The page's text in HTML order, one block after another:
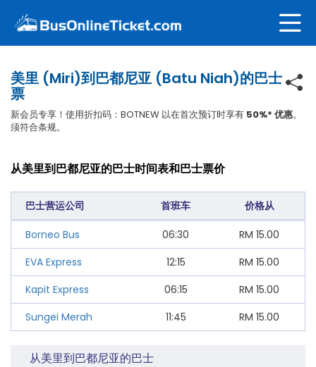
美里 (Miri)到巴都尼亚 (Batu Niah)的巴士
票
新会员专享！使用折扣码：BOTNEW 以在首次预订时享有 50%* 优惠。
须符合条规。
从美里到巴都尼亚的巴士时间表和巴士票价
巴士营运公司 首班车 价格从
Borneo Bus 06:30 RM 15.00
EVA Express
12:15 RM 15.00
Kapit Express
06:15 RM 15.00
Sungei Merah
11:45 RM 15.00
从美里到巴都尼亚的巴士